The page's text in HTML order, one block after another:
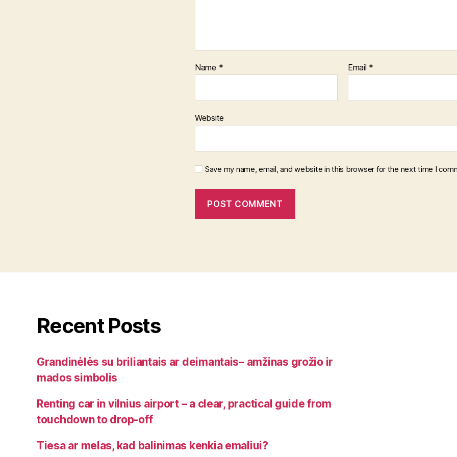
Name * Email *
Website
Save my name, email, and website in this browser for the next time I
Recent Posts
Grandinėlės su briliantais ar deimantais– amžinas grožio ir
mados simbolis
Renting car in vilnius airport – a clear, practical guide from
touchdown to drop-off
Tiesa ar melas, kad balinimas kenkia emaliui?